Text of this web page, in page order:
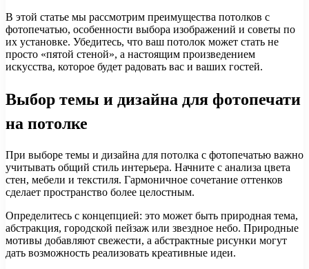
В этой статье мы рассмотрим преимущества потолков с
фотопечатью, особенности выбора изображений и советы по
их установке. Убедитесь, что ваш потолок может стать не
просто «пятой стеной», а настоящим произведением
искусства, которое будет радовать вас и ваших гостей.
Выбор темы и дизайна для фотопечати
на потолке
При выборе темы и дизайна для потолка с фотопечатью важно
учитывать общий стиль интерьера. Начните с анализа цвета
стен, мебели и текстиля. Гармоничное сочетание оттенков
сделает пространство более целостным.
Определитесь с концепцией: это может быть природная тема,
абстракция, городской пейзаж или звездное небо. Природные
мотивы добавляют свежести, а абстрактные рисунки могут
дать возможность реализовать креативные идеи.